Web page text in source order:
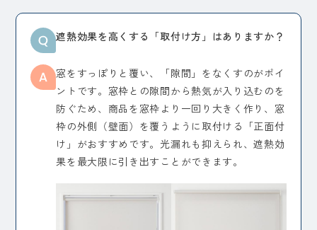
遮熱効果を高くする「取付け方」はありますか？
窓をすっぽりと覆い、「隙間」をなくすのがポイ
ントです。窓枠との隙間から熱気が入り込むのを
防ぐため、商品を窓枠より一回り大きく作り、窓
枠の外側（壁面）を覆うように取付ける「正面付
け」がおすすめです。光漏れも抑えられ、遮熱効
果を最大限に引き出すことができます。